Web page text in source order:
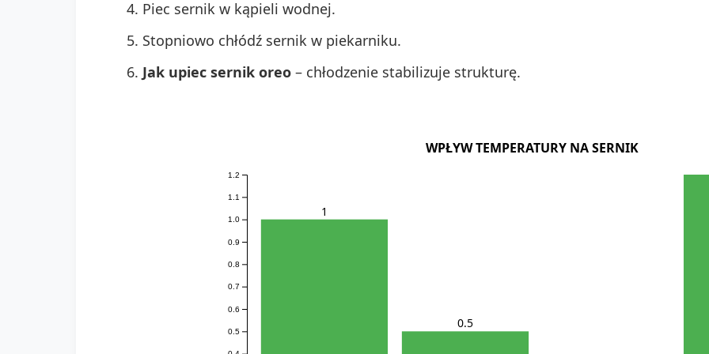
Piec sernik w kąpieli wodnej.
Stopniowo chłódź sernik w piekarniku.
Jak upiec sernik oreo – chłodzenie stabilizuje strukturę.
WPŁYW TEMPERATURY NA SERNIK
0.5
0.6
0.7
0.8
0.9
1.0
1.1
1.2
1
0.5